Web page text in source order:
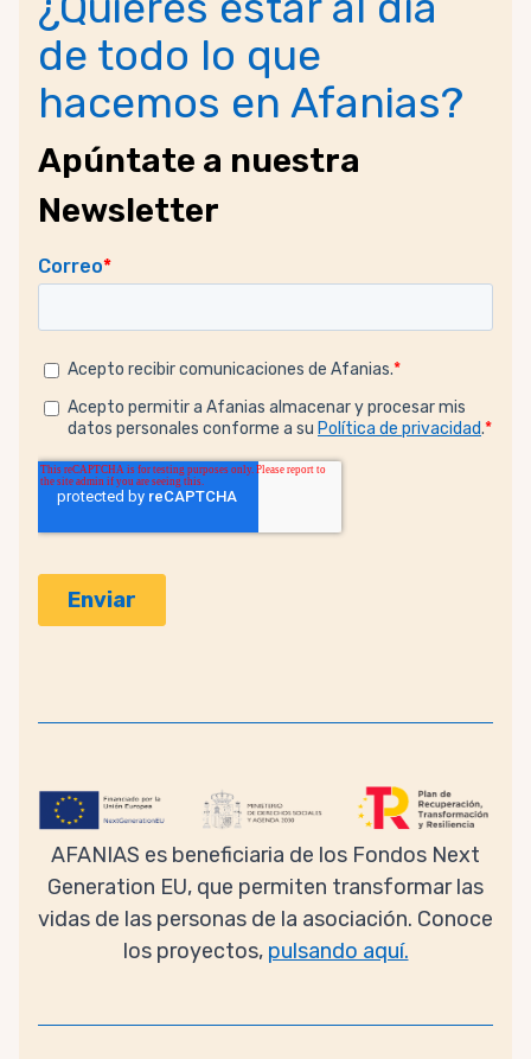
de todo lo que
hacemos en Afanias?
Apúntate a nuestra
Newsletter
AFANIAS es beneficiaria de los Fondos Next
Generation EU, que permiten transformar las
vidas de las personas de la asociación. Conoce
los proyectos, pulsando aquí.